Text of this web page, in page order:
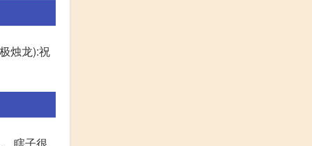
烛龙):祝
瞎子很